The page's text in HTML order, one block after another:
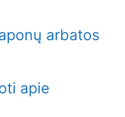
arbatos
apie